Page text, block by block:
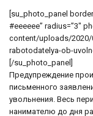
[su_photo_panel
#eeeeee” radius=”3″
content/uploads/2020/
rabotodatelya-ob-
[/su_photo_panel]
Предупреждение
письменного
увольнения. Весь
нанимателю до дня